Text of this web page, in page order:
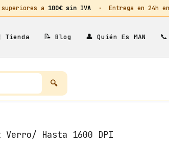
a 100€ sin IVA · Entrega en 24h en
Tienda 📝 Blog 👤 Quién Es MAN 📞
Hasta 1600 DPI